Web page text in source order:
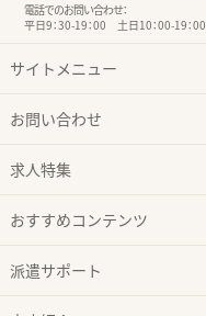
電話でのお問い合わせ：
平日9：30-19：00 土日10：00-19：00
サイトメニュー
お問い合わせ
求人特集
おすすめコンテンツ
派遣サポート